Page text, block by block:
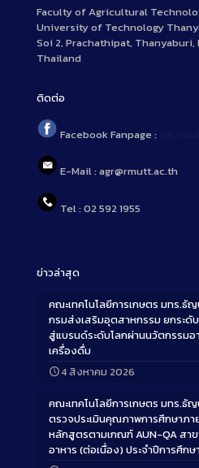
Faculty of Agricultural
University of Technology
Soi 2, Prachathipat, Thanyaburi,
Thailand
ติดต่อ
Facebook Fanpage :
E-Mail : agr@rmutt.ac.th
Tel : 02 592 1955
ข่าวล่าสุด
คณะเทคโนโลยีการเกษตร มทร.ธั
กรมส่งเสริมอุตสาหกรรม ยกระดั
สู่แบรนด์ระดับโลกผ่านนวัตกรรมอ
เครื่องดื่ม
4 สิงหาคม 2026
คณะเทคโนโลยีการเกษตร มทร.ธั
ตรวจประเมินคุณภาพการศึกษาภา
หลักสูตรตามเกณฑ์ AUN-QA สาข
อาหาร (ต่อเนื่อง) ประจำปีการศึกษ